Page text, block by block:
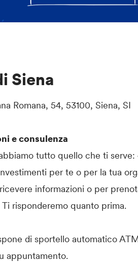
Siena
Romana, 54, 53100, Siena, SI
e consulenza
tutto quello che ti
per te o per la tua
informazioni o per
risponderemo quanto prima.
di sportello automatico
appuntamento.